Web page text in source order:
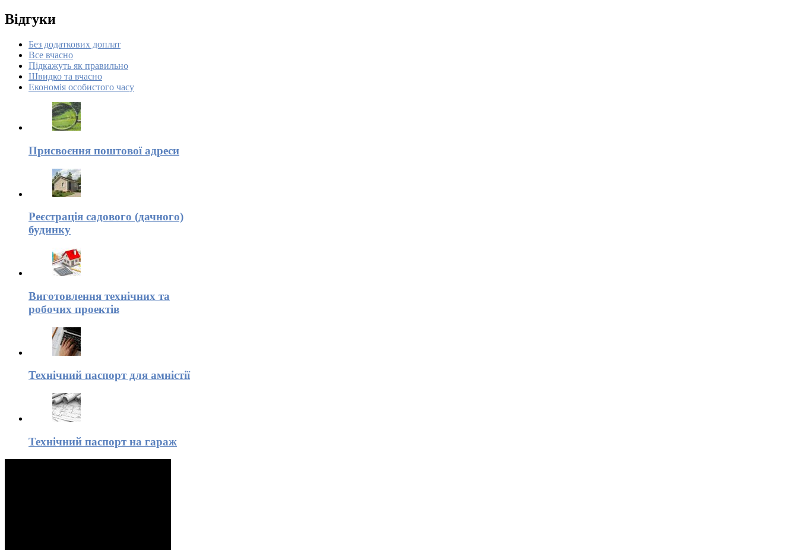
Відгуки
Без додаткових доплат
Все вчасно
Підкажуть як правильно
Швидко та вчасно
Економія особистого часу
Присвоєння поштової адреси
Реєстрація садового (дачного)
будинку
Виготовлення технічних та
робочих проектів
Технічний паспорт для амністії
Технічний паспорт на гараж